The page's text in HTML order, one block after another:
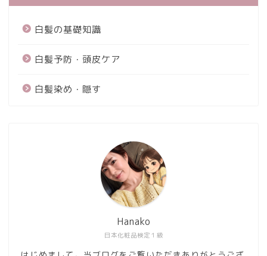
白髪の基礎知識
白髪予防・頭皮ケア
白髪染め・隠す
日本化粧品検定１級
Hanako